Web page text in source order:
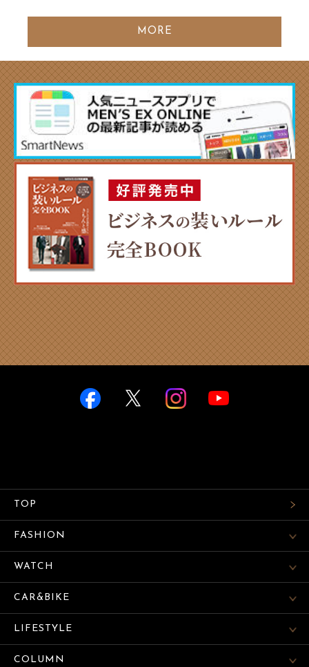
MORE
TOP
FASHION
WATCH
CAR&BIKE
LIFESTYLE
COLUMN